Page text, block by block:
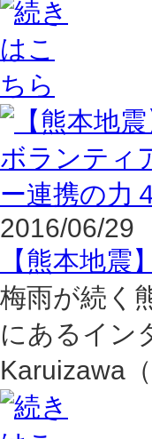
2016/06/29
【熊本地
梅雨が続く
にあるイン
Karuizawa